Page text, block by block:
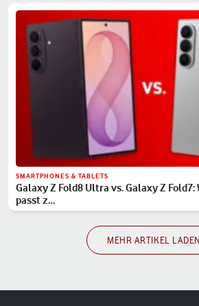
SMARTPHONES & TABLETS
Galaxy Z Fold8 Ultra vs. Galaxy Z Fold7:
passt z…
MEHR ARTIKEL LADEN